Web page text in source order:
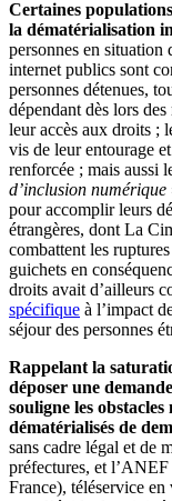
Certaines
la dématérialisation
personnes en situation
internet publics sont
personnes détenues,
dépendant dès lors
leur accès aux droits ;
vis de leur entourage
renforcée ; mais aussi
d’inclusion numérique
pour accomplir leurs
étrangères, dont La
combattent les
guichets en
droits avait d’ailleurs
spécifique à l’impact
séjour des personnes
Rappelant la
déposer une
souligne les obstacles
dématérialisés de
sans cadre légal et de
préfectures, et
France), téléservice